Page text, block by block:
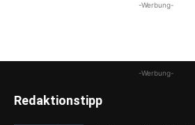
-Werbung-
-Werbung-
Redaktionstipp